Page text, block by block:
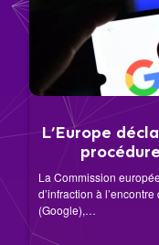
L’Europe
La Commission
d’infraction à
(Google),…